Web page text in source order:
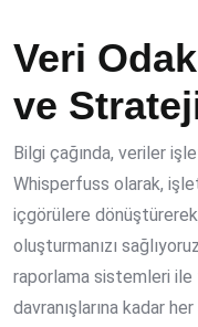
Veri
ve
Bilgi çağında, veriler
Whisperfuss olarak,
içgörülere
oluşturmanızı
raporlama sistemleri ile
davranışlarına kadar